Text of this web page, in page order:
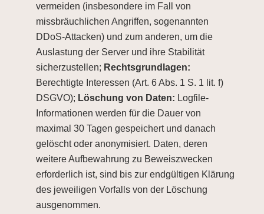
vermeiden (insbesondere im Fall von
missbräuchlichen Angriffen, sogenannten
DDoS-Attacken) und zum anderen, um die
Auslastung der Server und ihre Stabilität
sicherzustellen; Rechtsgrundlagen:
Berechtigte Interessen (Art. 6 Abs. 1 S. 1 lit. f)
DSGVO); Löschung von Daten: Logfile-
Informationen werden für die Dauer von
maximal 30 Tagen gespeichert und danach
gelöscht oder anonymisiert. Daten, deren
weitere Aufbewahrung zu Beweiszwecken
erforderlich ist, sind bis zur endgültigen Klärung
des jeweiligen Vorfalls von der Löschung
ausgenommen.